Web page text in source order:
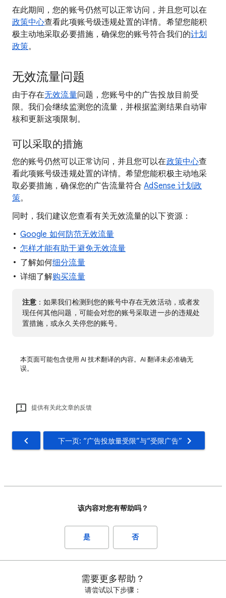
在此期间，您的账号仍然可以正常访问，并且您可以在
政策中心查看此项账号级违规处置的详情。希望您能积
极主动地采取必要措施，确保您的账号符合我们的计划
政策。
无效流量问题
由于存在无效流量问题，您账号中的广告投放目前受
限。我们会继续监测您的流量，并根据监测结果自动审
核和更新这项限制。
可以采取的措施
您的账号仍然可以正常访问，并且您可以在政策中心查
看此项账号级违规处置的详情。希望您能积极主动地采
取必要措施，确保您的广告流量符合AdSense 计划政
策。
同时，我们建议您查看有关无效流量的以下资源：
Google 如何防范无效流量
怎样才能有助于避免无效流量
了解如何细分流量
详细了解购买流量
注意 ：如果我们检测到您的账号中存在无效活动，或者发
现任何其他问题，可能会对您的账号采取进一步的违规处
置措施，或永久关停您的账号。
本页面可能包含使用 AI 技术翻译的内容。AI 翻译未必准确无
误。
提供有关此文章的反馈
下一页: “广告投放量受限”与“受限广告”
该内容对您有帮助吗？
是 否
需要更多帮助？
请尝试以下步骤：